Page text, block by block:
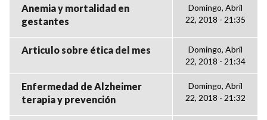
Anemia y mortalidad en
gestantes
Domingo, Abril
22, 2018 - 21:35
Articulo sobre ética del mes
Domingo, Abril
22, 2018 - 21:34
Enfermedad de Alzheimer
terapia y prevención
Domingo, Abril
22, 2018 - 21:32